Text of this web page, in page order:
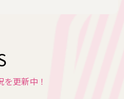
を更新中！